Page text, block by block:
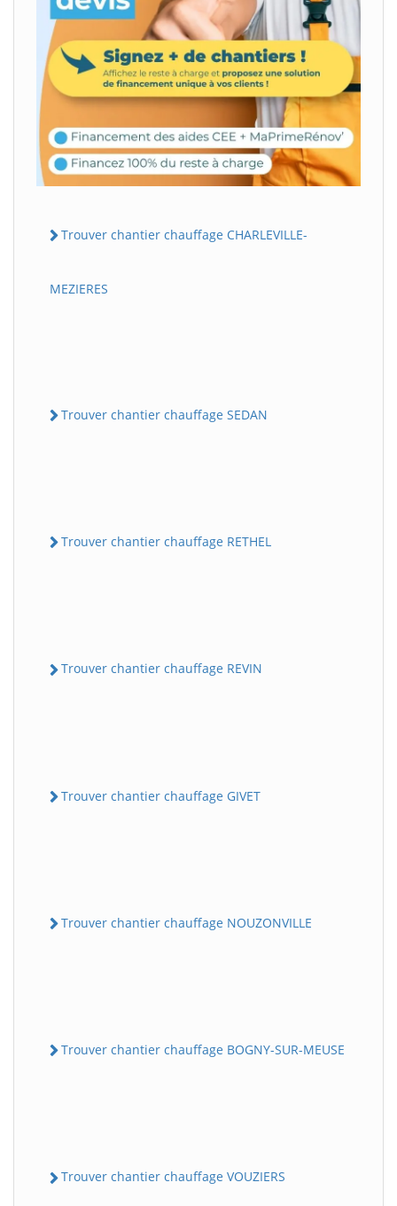
Trouver chantier chauffage CHARLEVILLE-
MEZIERES
Trouver chantier chauffage SEDAN
Trouver chantier chauffage RETHEL
Trouver chantier chauffage REVIN
Trouver chantier chauffage GIVET
Trouver chantier chauffage NOUZONVILLE
Trouver chantier chauffage BOGNY-SUR-MEUSE
Trouver chantier chauffage VOUZIERS